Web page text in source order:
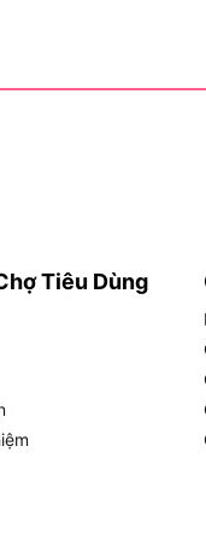
công dân dụng
hảo các tác vụ cắt
chà sạch rỉ sét bề
trong tủ đồ nghề
PVC hay đánh
Tiêu Dùng